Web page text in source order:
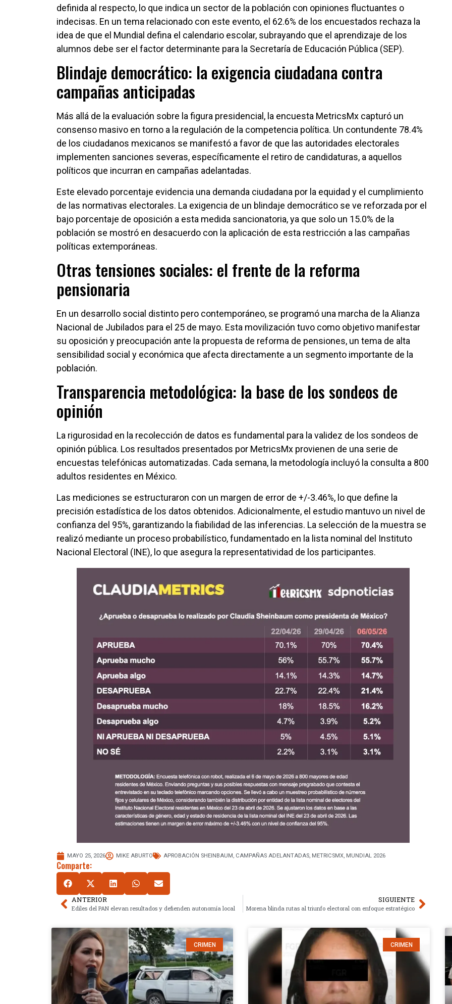
definida al respecto, lo que indica un sector de la población con opiniones fluctuantes o
indecisas. En un tema relacionado con este evento, el 62.6% de los encuestados rechaza la
idea de que el Mundial defina el calendario escolar, subrayando que el aprendizaje de los
alumnos debe ser el factor determinante para la Secretaría de Educación Pública (SEP).
Blindaje democrático: la exigencia ciudadana contra
campañas anticipadas
Más allá de la evaluación sobre la figura presidencial, la encuesta MetricsMx capturó un
consenso masivo en torno a la regulación de la competencia política. Un contundente 78.4%
de los ciudadanos mexicanos se manifestó a favor de que las autoridades electorales
implementen sanciones severas, específicamente el retiro de candidaturas, a aquellos
políticos que incurran en campañas adelantadas.
Este elevado porcentaje evidencia una demanda ciudadana por la equidad y el cumplimiento
de las normativas electorales. La exigencia de un blindaje democrático se ve reforzada por el
bajo porcentaje de oposición a esta medida sancionatoria, ya que solo un 15.0% de la
población se mostró en desacuerdo con la aplicación de esta restricción a las campañas
políticas extemporáneas.
Otras tensiones sociales: el frente de la reforma
pensionaria
En un desarrollo social distinto pero contemporáneo, se programó una marcha de la Alianza
Nacional de Jubilados para el 25 de mayo. Esta movilización tuvo como objetivo manifestar
su oposición y preocupación ante la propuesta de reforma de pensiones, un tema de alta
sensibilidad social y económica que afecta directamente a un segmento importante de la
población.
Transparencia metodológica: la base de los sondeos de
opinión
La rigurosidad en la recolección de datos es fundamental para la validez de los sondeos de
opinión pública. Los resultados presentados por MetricsMx provienen de una serie de
encuestas telefónicas automatizadas. Cada semana, la metodología incluyó la consulta a 800
adultos residentes en México.
Las mediciones se estructuraron con un margen de error de +/-3.46%, lo que define la
precisión estadística de los datos obtenidos. Adicionalmente, el estudio mantuvo un nivel de
confianza del 95%, garantizando la fiabilidad de las inferencias. La selección de la muestra se
realizó mediante un proceso probabilístico, fundamentado en la lista nominal del Instituto
Nacional Electoral (INE), lo que asegura la representatividad de los participantes.
MAYO 25, 2026 MIKE ABURTO APROBACIÓN SHEINBAUM , CAMPAÑAS ADELANTADAS, METRICSMX, MUNDIAL 2026
Comparte:
ANTERIOR
Ediles del PAN elevan resultados y defienden autonomía local
SIGUIENTE
Morena blinda rutas al triunfo electoral con enfoque estratégico
CRIMEN CRIMEN